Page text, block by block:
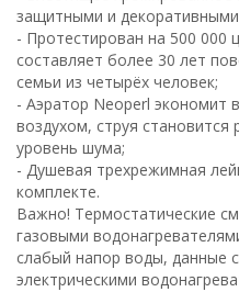
защитными и
- Протестирован на 500 000
составляет более 30 лет
семьи из четырёх человек;
- Аэратор Neoperl экономит
воздухом, струя становится
уровень шума;
- Душевая трехрежимная
комплекте.
Важно! Термостатические
газовыми
слабый напор воды, данные
электрическими